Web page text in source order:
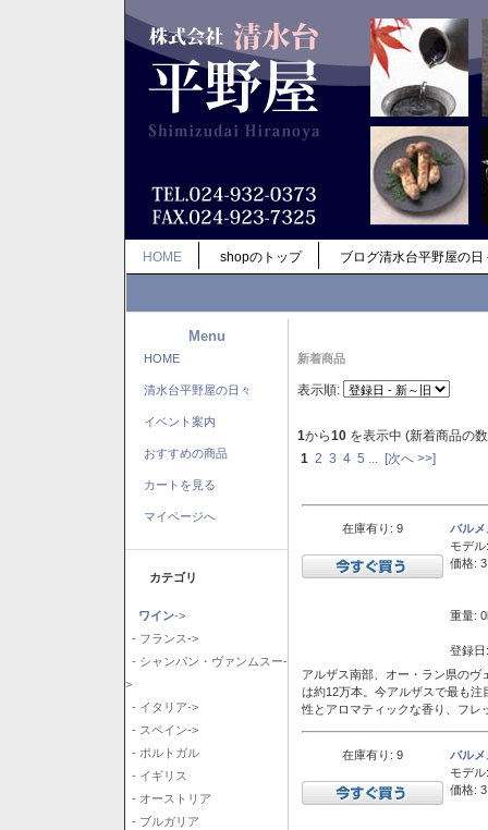
HOME shopのトップ ブログ清水台平野屋の日
Menu
HOME
清水台平野屋の日々
イベント案内
おすすめの商品
カートを見る
マイページへ
カテゴリ
ワイン->
- フランス->
- シャンパン・ヴァンムスー-
>
- イタリア->
- スペイン->
- ポルトガル
- イギリス
- オーストリア
- ブルガリア
新着商品
表示順:
1から10 を表示中 (新着商品の
1 2 3 4 5 [次へ >>]
在庫有り: 9
バル
モデル:
価格:
重量:
登録
アルザス南部、オー・ラン県の
は約12万本。今アルザスで最も
性とアロマティックな香り、フレ
在庫有り: 9
バル
モデル:
価格: